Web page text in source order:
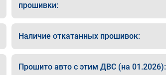
прошивки:
Наличие откатанных прошивок:
Прошито авто с этим ДВС (на 01.2026):